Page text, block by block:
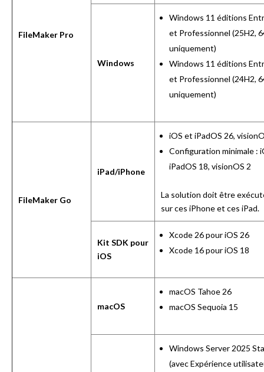
FileMaker Pro
Windows
Windows 11 éditions
et Professionnel (25H2,
uniquement)
Windows 11 éditions
et Professionnel (24H2,
uniquement)
FileMaker Go
iPad/iPhone
iOS et iPadOS 26,
Configuration minimale :
iPadOS 18, visionOS 2
La solution doit être
surces iPhoneet ces iPad.
Kit SDK pour
iOS
Xcode 26 pour iOS 26
Xcode 16 pour iOS 18
macOS
macOS Tahoe 26
macOS Sequoia 15
Windows Server 2025
(avec Expérience